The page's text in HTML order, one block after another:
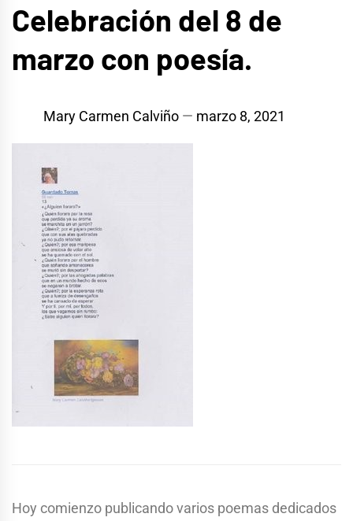
Celebración del 8 de
marzo con poesía.
Mary Carmen Calviño marzo 8, 2021
Hoy comienzo publicando varios poemas dedicados